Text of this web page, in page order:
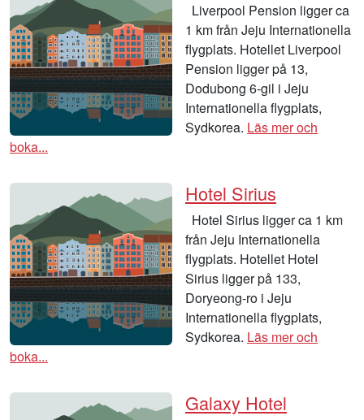
Liverpool Pension ligger ca
1 km från Jeju Internationella
flygplats. Hotellet Liverpool
Pension ligger på 13,
Dodubong 6-gil i Jeju
Internationella flygplats,
Sydkorea. Läs mer och
boka...
Hotel Sirius
Hotel Sirius ligger ca 1 km
från Jeju Internationella
flygplats. Hotellet Hotel
Sirius ligger på 133,
Doryeong-ro i Jeju
Internationella flygplats,
Sydkorea. Läs mer och
boka...
Galaxy Hotel